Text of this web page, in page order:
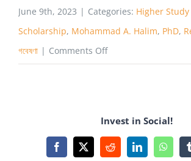
June 9th, 2023 | Categories: Higher Study
Scholarship, Mohammad A. Halim, PhD,
গবেষণা | Comments Offon
সুপারভাইজর
Invest in Social!
Facebook
X RedditLinkedIn